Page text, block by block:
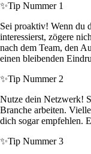
✨Tip Nummer 1
Sei proaktiv! Wenn du
interessierst, zögere
nach dem Team, den
einen bleibenden
✨Tip Nummer 2
Nutze dein Netzwerk!
Branche arbeiten.
dich sogar empfehlen.
✨Tip Nummer 3